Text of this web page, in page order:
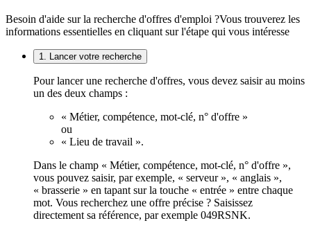
Besoin d'aide sur la recherche d'offres d'emploi ?Vous trouverez les
informations essentielles en cliquant sur l'étape qui vous intéresse
1. Lancer votre recherche
Pour lancer une recherche d'offres, vous devez saisir au moins
un des deux champs :
« Métier, compétence, mot-clé, n° d'offre »
ou
« Lieu de travail ».
Dans le champ « Métier, compétence, mot-clé, n° d'offre »,
vous pouvez saisir, par exemple, « serveur », « anglais »,
« brasserie » en tapant sur la touche « entrée » entre chaque
mot. Vous recherchez une offre précise ? Saisissez
directement sa référence, par exemple 049RSNK.